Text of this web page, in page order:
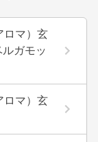
ロマ）玄
ガモッ
ロマ）玄